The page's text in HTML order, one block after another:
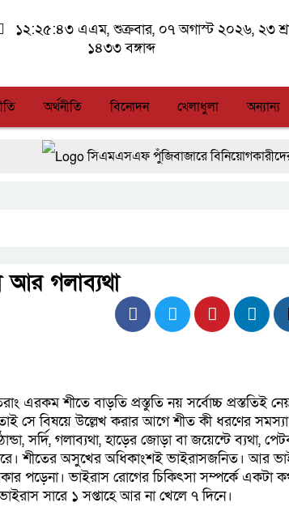
১২:২৫:৪৪ এএম, শুক্রবার, ০৭ অগাস্ট ২০২৬, ২৩
১৪৩৩ বঙ্গাব্দ
অর্থনীতি বিনোদন খেলাধুলা অন্যান্য
সিএমএসএফ পুঁজিবাজারে বিনিয়োগকারীদের স্বার্থ
আত-তানযীল ইনস্টিটিউট চট্টগ্রাম দুবছর পেরিয়ে
ফ্যাসিবাদবিরোধী আন্দোলনে হত্যাকাণ্ডের বিচার হবে
জুলাই স্মৃতি জাদুঘরের দুয়ার খুলেছে, উদ্বোধন করলেন
আর গলাব্যথা
শীতে বাড়তি প্রস্তুতি নয় সর্বোচ্চ প্রস্ততিই
সে বিষয়ে উল্লেখ করার আগে শীত কী ধরণের
সর্দি, গলাব্যথা, হাড়ের জোড়া বা জয়েন্টে ব্যথা,
শীতের অসুখের অধিকাংশই ভাইরাসজনিত। আর
পড়েনা। ভাইরাস রোগের চিকিৎসা সম্পর্কে
সারে ১ সপ্তাহে আর না খেলে ৭ দিনে।